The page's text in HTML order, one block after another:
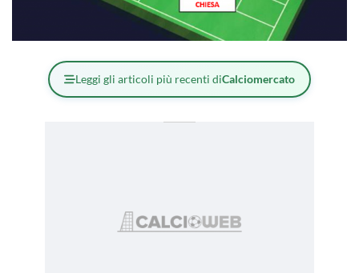
Leggi gli articoli più recenti diCalciomercato